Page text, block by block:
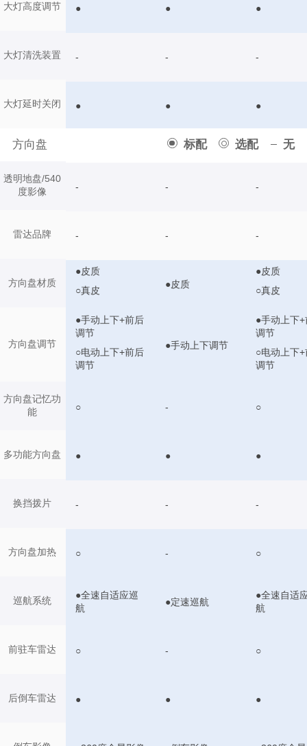
大灯高度调节
大灯清洗装置
大灯延时关闭
方向盘 标配 选配 无
透明地盘/540
度影像
雷达品牌
方向盘材质
方向盘调节
方向盘记忆功
能
多功能方向盘
换挡拨片
方向盘加热
巡航系统
前驻车雷达
后倒车雷达
● ● ●
- - -
● ● ●
- - -
- - -
●皮质
○真皮
●皮质
●皮质
○真皮
●手动上下+前后
调节
○电动上下+前后
调节
●手动上下调节
●手动上下
调节
○电动上下
调节
○ - ○
● ● ●
- - -
○ - ○
●全速自适应巡
航
●定速巡航
●全速自适
航
○ - ○
● ● ●